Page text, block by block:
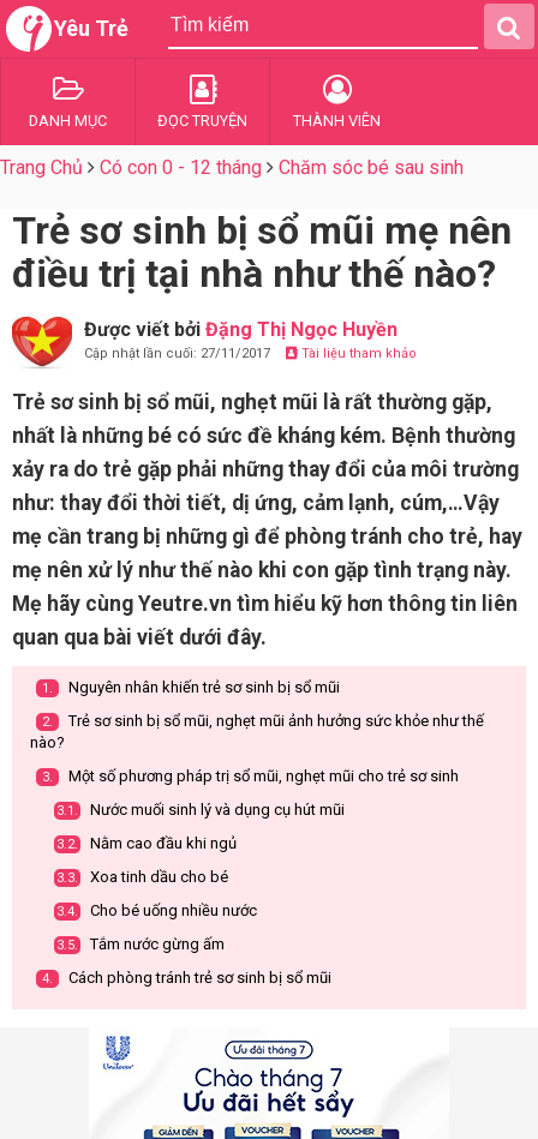
Yêu Trẻ
DANH MỤC ĐỌC TRUYỆN THÀNH VIÊN
Trang Chủ Có con 0 - 12 tháng Chăm sóc bé sau sinh
Trẻ sơ sinh bị sổ mũi mẹ nên
điều trị tại nhà như thế nào?
Được viết bởi Đặng Thị Ngọc Huyền
Cập nhật lần cuối: 27/11/2017 Tài liệu tham khảo
Trẻ sơ sinh bị sổ mũi, nghẹt mũi là rất thường gặp,
nhất là những bé có sức đề kháng kém. Bệnh thường
xảy ra do trẻ gặp phải những thay đổi của môi trường
như: thay đổi thời tiết, dị ứng, cảm lạnh, cúm,…Vậy
mẹ cần trang bị những gì để phòng tránh cho trẻ, hay
mẹ nên xử lý như thế nào khi con gặp tình trạng này.
Mẹ hãy cùng Yeutre.vn tìm hiểu kỹ hơn thông tin liên
quan qua bài viết dưới đây.
1. Nguyên nhân khiến trẻ sơ sinh bị sổ mũi
2.
Trẻ sơ sinh bị sổ mũi, nghẹt mũi ảnh hưởng sức khỏe như thế
nào?
3. Một số phương pháp trị sổ mũi, nghẹt mũi cho trẻ sơ sinh
3.1. Nước muối sinh lý và dụng cụ hút mũi
3.2. Nằm cao đầu khi ngủ
3.3. Xoa tinh dầu cho bé
3.4. Cho bé uống nhiều nước
3.5. Tắm nước gừng ấm
4. Cách phòng tránh trẻ sơ sinh bị sổ mũi